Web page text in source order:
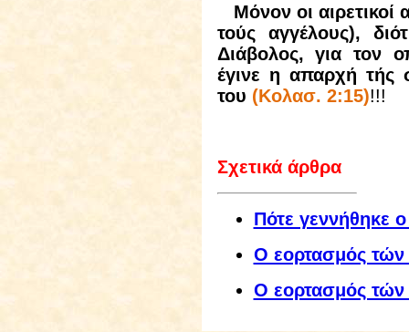
Μόνον οι
τούς αγγέλους),
Διάβολος, για τον
έγινε η απαρχή τής
του (Κολασ. 2:15)!!!
Σχετικά άρθρα
Πότε γεννήθηκε
Ο εορτασμός τών
Ο εορτασμός τών